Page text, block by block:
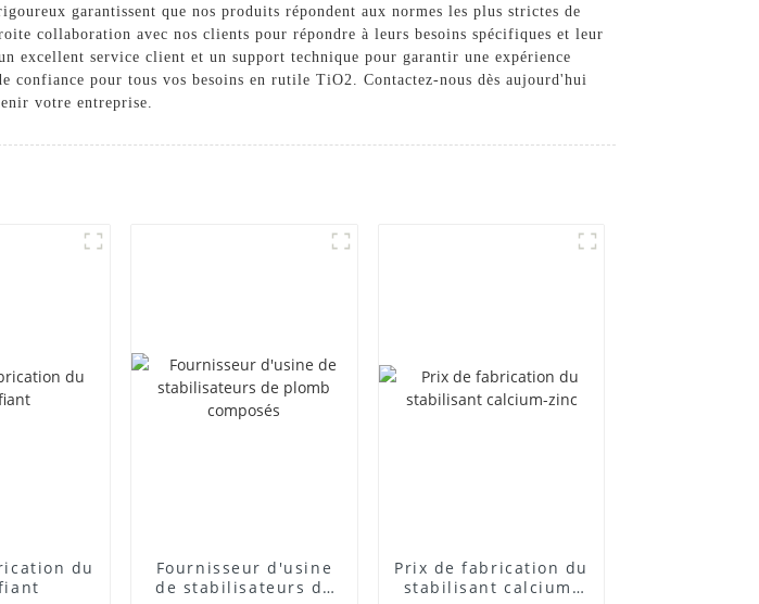
garantissent que nos produits répondent aux normes les plus strictes de
collaboration avec nos clients pour répondre à leurs besoins spécifiques et leur
excellent service client et un support technique pour garantir une expérience
pour tous vos besoins en rutile TiO2. Contactez-nous dès aujourd'hui
votre entreprise.
du
Fournisseur d'usine
de stabilisateurs de
Prix ​​de fabrication du
stabilisant calcium-